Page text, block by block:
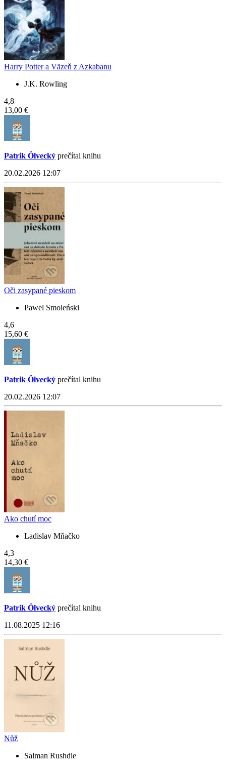
Harry Potter a Väzeň z Azkabanu
J.K. Rowling
4,8
13,00 €
Patrik Ölvecký prečítal knihu
20.02.2026 12:07
Oči zasypané pieskom
Pawel Smoleński
4,6
15,60 €
Patrik Ölvecký prečítal knihu
20.02.2026 12:07
Ako chutí moc
Ladislav Mňačko
4,3
14,30 €
Patrik Ölvecký prečítal knihu
11.08.2025 12:16
Nůž
Salman Rushdie